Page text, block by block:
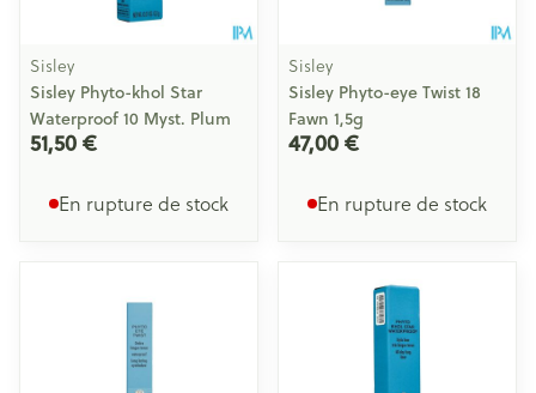
Sisley
Sisley Phyto-khol Star
Waterproof 10 Myst. Plum
51,50 €
En rupture de stock
Sisley
Sisley Phyto-eye Twist 18
Fawn 1,5g
47,00 €
En rupture de stock